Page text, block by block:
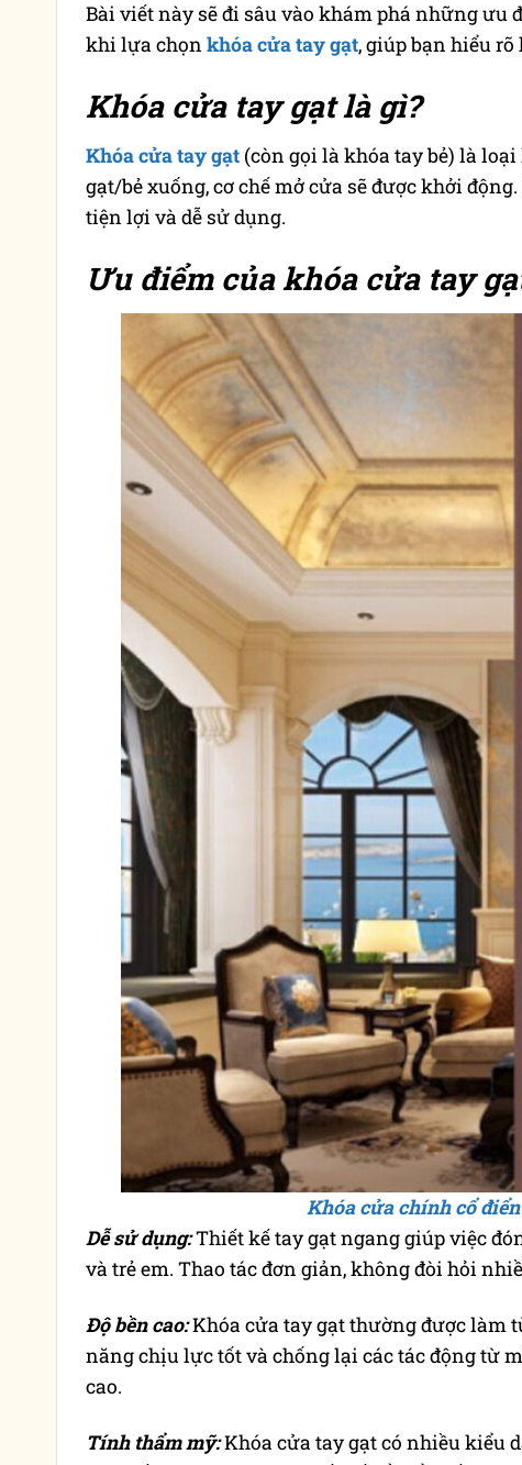
Bài viết này sẽ đi sâu vào khám phá những
khi lựa chọnkhóa cửa tay gạt, giúp bạn hiểu
Khóa cửa tay gạt là gì?
Khóa cửa tay gạt (còn gọi là khóa tay bẻ) là
gạt/bẻ xuống, cơ chế mở cửa sẽ được khởi
tiện lợi và dễ sử dụng.
Ưu điểm của khóa cửa tay
Khóa cửa chính cổ
Dễ sử dụng:Thiết kế tay gạt ngang giúp việc
và trẻ em. Thao tác đơn giản, không đòi hỏi
Độ bền cao:Khóa cửa tay gạt thường được làm
năng chịu lực tốt và chống lại các tác động từ
cao.
Tính thẩm mỹ:Khóa cửa tay gạt có nhiều kiểu